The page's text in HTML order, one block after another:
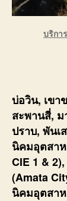
บริกา
บ่อวิน, เขา
สะพานสี่, ม
ปราบ, พันเ
นิคมอุตสาห
CIE 1 &
(Amata
นิคมอุตสาห